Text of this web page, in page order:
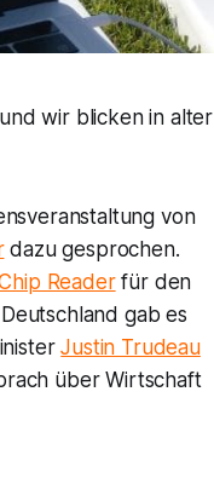
wir blicken in alter
von
dazu gesprochen.
Readerfür den
gab es
Justin Trudeau
über Wirtschaft